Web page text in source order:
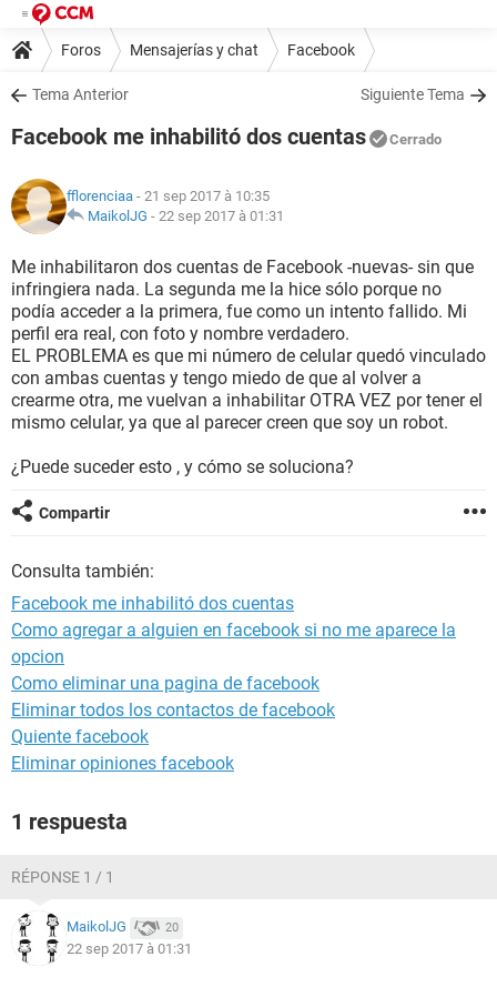
Foros Mensajerías y chat Facebook
Tema Anterior Siguiente Tema
Facebook me inhabilitó dos cuentas Cerrado
fflorenciaa - 21 sep 2017 à 10:35
MaikolJG - 22 sep 2017 à 01:31
Me inhabilitaron dos cuentas de Facebook -nuevas- sin que
infringiera nada. La segunda me la hice sólo porque no
podía acceder a la primera, fue como un intento fallido. Mi
perfil era real, con foto y nombre verdadero.
EL PROBLEMA es que mi número de celular quedó vinculado
con ambas cuentas y tengo miedo de que al volver a
crearme otra, me vuelvan a inhabilitar OTRA VEZ por tener el
mismo celular, ya que al parecer creen que soy un robot.
¿Puede suceder esto , y cómo se soluciona?
Compartir
Consulta también:
Facebook me inhabilitó dos cuentas
Como agregar a alguien en facebook si no me aparece la
opcion
Como eliminar una pagina de facebook
Eliminar todos los contactos de facebook
Quiente facebook
Eliminar opiniones facebook
1 respuesta
RÉPONSE 1 / 1
MaikolJG 20
22 sep 2017 à 01:31